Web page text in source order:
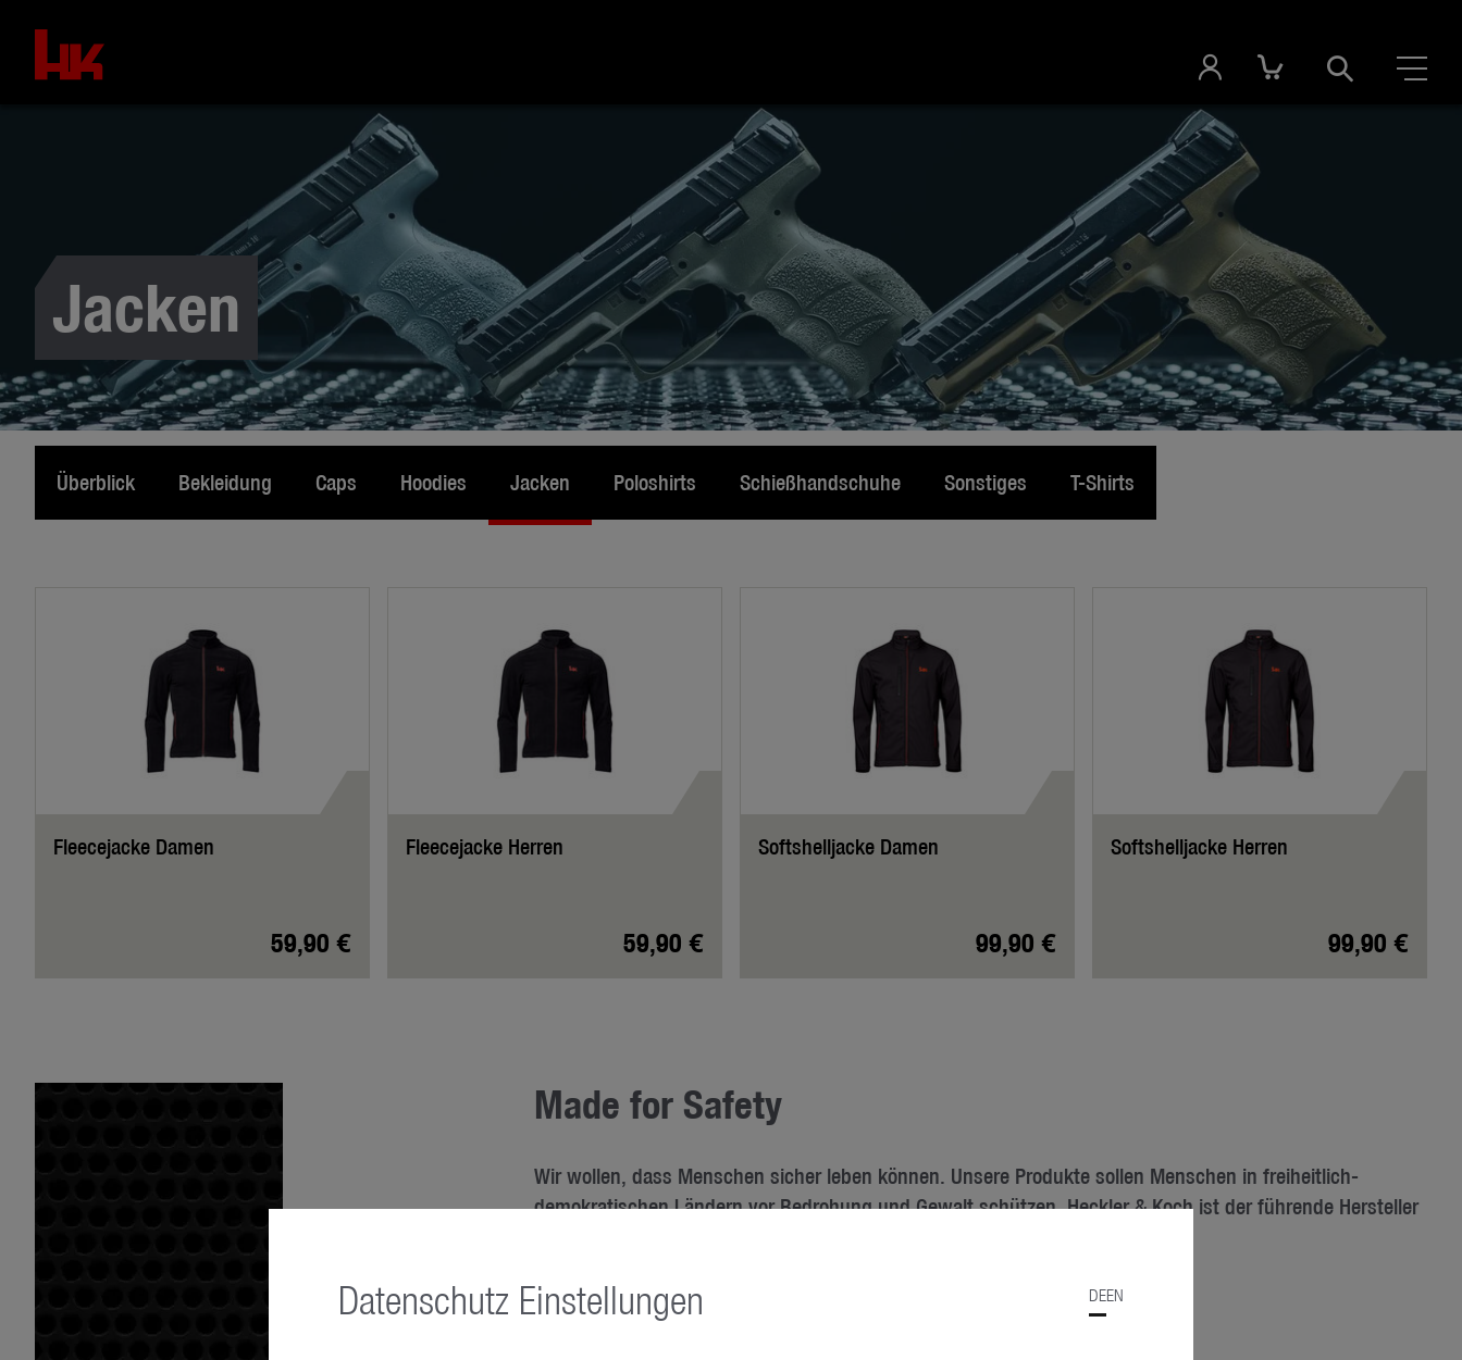
Jacken
Überblick Bekleidung Caps Hoodies Jacken Poloshirts Schießhandschuhe Sonstiges T-Shirts
Fleecejacke Damen
59,90 €
Fleecejacke Herren
59,90 €
Softshelljacke Damen
99,90 €
Softshelljacke Herren
99,90 €
Made for Safety
Wir wollen, dass Menschen sicher leben können. Unsere Produkte sollen Menschen in freiheitlich-
demokratischen Ländern vor Bedrohung und Gewalt schützen. Heckler & Koch ist der führende Hersteller
Datenschutz Einstellungen DEEN